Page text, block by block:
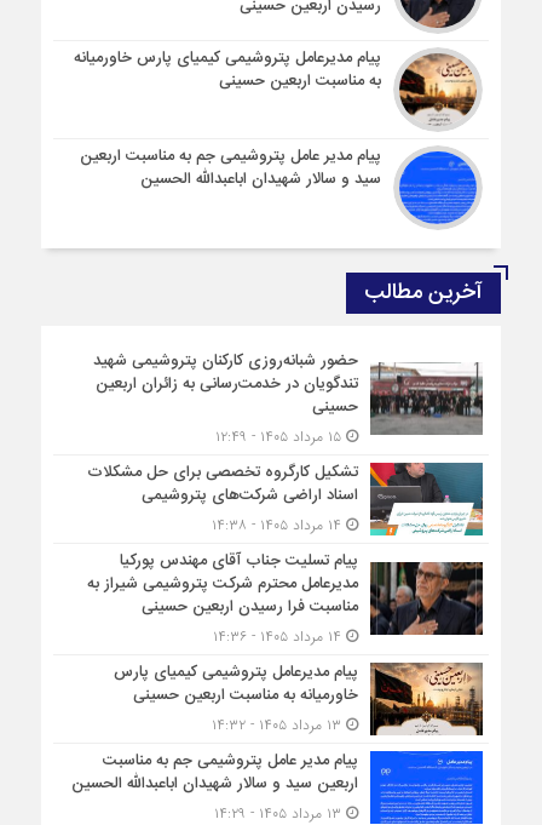
رسیدن اربعین حسینی
پیام مدیرعامل پتروشیمی کیمیای پارس خاورمیانه
به مناسبت اربعین حسینی
پیام مدیر عامل پتروشیمی جم به مناسبت اربعین
سید و سالار شهیدان اباعبدالله الحسین
آخرین مطالب
حضور شبانه‌روزی کارکنان پتروشیمی شهید
تندگویان در خدمت‌رسانی به زائران اربعین
حسینی
۱۵ مرداد ۱۴۰۵ - ۱۲:۴۹
تشکیل کارگروه تخصصی برای حل مشکلات
اسناد اراضی شرکت‌های پتروشیمی
پیام تسلیت جناب آقای مهندس پوركیا
مدیرعامل محترم شركت پتروشیمی شیراز به
مناسبت فرا رسیدن اربعین حسینی
پیام مدیرعامل پتروشیمی کیمیای پارس
خاورمیانه به مناسبت اربعین حسینی
پیام مدیر عامل پتروشیمی جم به مناسبت
اربعین سید و سالار شهیدان اباعبدالله الحسین